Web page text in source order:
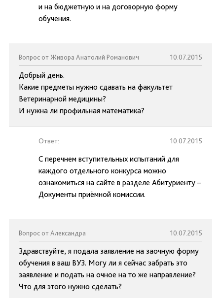
и на бюджетную и на договорную форму
обучения.
Вопрос от Живора Анатолий Романович 10.07.2015
Добрый день.
Какие предметы нужно сдавать на факультет
Ветеринарной медицины?
И нужна ли профильная математика?
Ответ: 10.07.2015
С перечнем вступительных испытаний для
каждого отдельного конкурса можно
ознакомиться на сайте в разделе Абитуриенту –
Документы приёмной комиссии.
Вопрос от Александра 10.07.2015
Здравствуйте, я подала заявление на заочную форму
обучения в ваш ВУЗ. Могу ли я сейчас забрать это
заявление и подать на очное на то же направление?
Что для этого нужно сделать?